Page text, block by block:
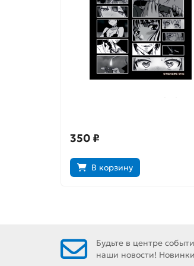
350 ₽
В корзину
Будьте в центре
наши новости!